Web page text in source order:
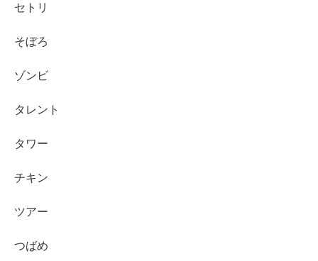
セトリ
そぼろ
ゾンビ
タレント
タワー
チキン
ツアー
つばめ